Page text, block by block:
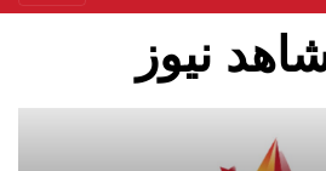
نيوز